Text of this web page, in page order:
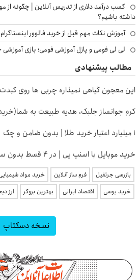
کسب درآمد دلاری از تدریس آنلاین | چگونه از
داشته باشیم؟
آموزش نکات مهم قبل از خرید فالوور اینستاگرام
لی لی فومی و پازل آموزشی فومی؛ بازی
مطالب پیشنهادی
این معجون گیاهی نمیذاره چربی ها روی کبدت
کرم جوانساز جلبک، هدیه طبیعت به
۱ میلیارد اعتبار خرید طلا | بدون ضامن و چک
خرید موبایل با اسنپ پی | در ۴ قسط بدون سود و کارمزد!
بازرسی جرثقیل فرم ساز آنلاین خرید مواد
خرید یوسی
اقتصاد ایرانی بهترین بروکر ارز
نسخه دسکتاپ